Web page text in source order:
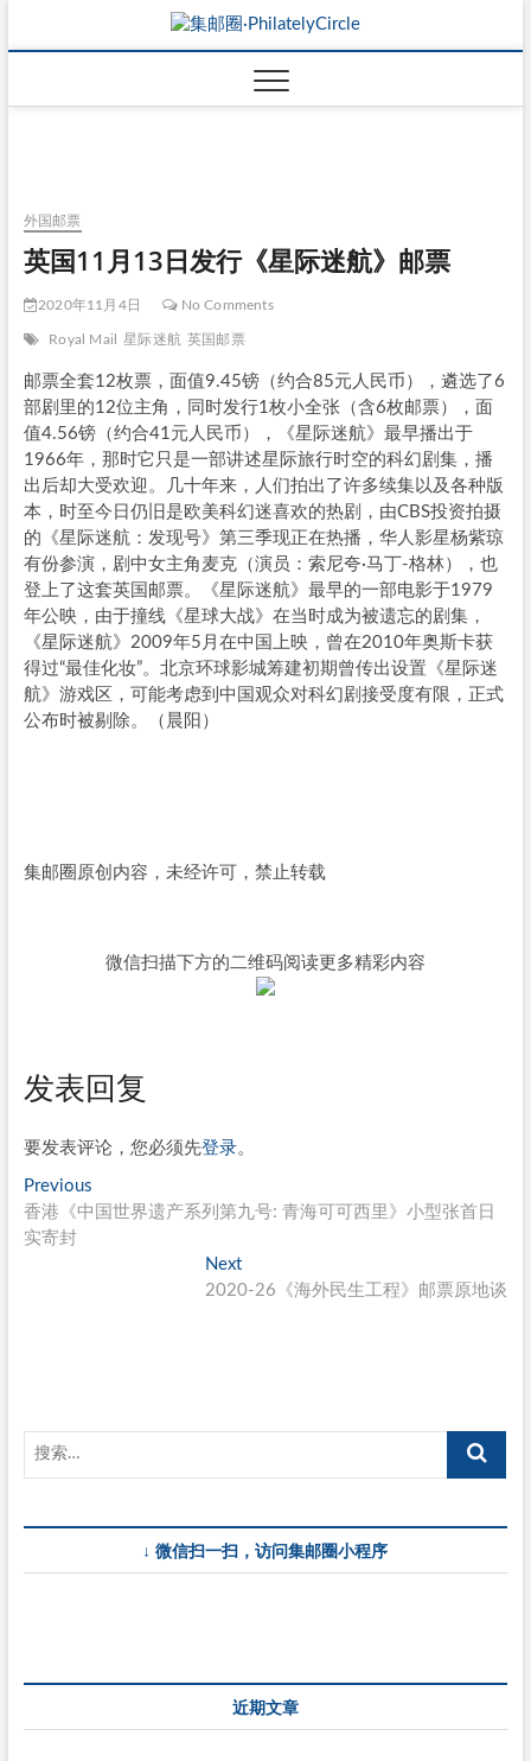
外国邮票
英国11月13日发行《星际迷航》邮票
2020年11月4日 No Comments
Royal Mail 星际迷航 英国邮票
邮票全套12枚票，面值9.45镑（约合85元人民币），遴选了6
部剧里的12位主角，同时发行1枚小全张（含6枚邮票），面
值4.56镑（约合41元人民币），《星际迷航》最早播出于
1966年，那时它只是一部讲述星际旅行时空的科幻剧集，播
出后却大受欢迎。几十年来，人们拍出了许多续集以及各种版
本，时至今日仍旧是欧美科幻迷喜欢的热剧，由CBS投资拍摄
的《星际迷航：发现号》第三季现正在热播，华人影星杨紫琼
有份参演，剧中女主角麦克（演员：索尼夸·马丁-格林），也
登上了这套英国邮票。《星际迷航》最早的一部电影于1979
年公映，由于撞线《星球大战》在当时成为被遗忘的剧集，
《星际迷航》2009年5月在中国上映，曾在2010年奥斯卡获
得过“最佳化妆”。北京环球影城筹建初期曾传出设置《星际迷
航》游戏区，可能考虑到中国观众对科幻剧接受度有限，正式
公布时被剔除。（晨阳）
集邮圈原创内容，未经许可，禁止转载
微信扫描下方的二维码阅读更多精彩内容
发表回复
要发表评论，您必须先登录。
文
章
PreviousPrevious
post:
香港《中国世界遗产系列第九号: 青海可可西里》小型张首日
实寄封
NextNext
post:
2020-26《海外民生工程》邮票原地谈
↓ 微信扫一扫，访问集邮圈小程序
近期文章